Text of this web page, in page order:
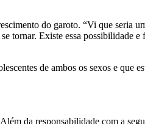
do garoto. “Vi que seria
tornar. Existe essa possibilidade
de ambos os sexos e que
da responsabilidade com a